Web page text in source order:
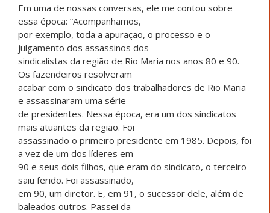
Em uma de nossas conversas, ele me contou sobre
essa época: ”Acompanhamos,
por exemplo, toda a apuração, o processo e o
julgamento dos assassinos dos
sindicalistas da região de Rio Maria nos anos 80 e 90.
Os fazendeiros resolveram
acabar com o sindicato dos trabalhadores de Rio Maria
e assassinaram uma série
de presidentes. Nessa época, era um dos sindicatos
mais atuantes da região. Foi
assassinado o primeiro presidente em 1985. Depois, foi
a vez de um dos líderes em
90 e seus dois filhos, que eram do sindicato, o terceiro
saiu ferido. Foi assassinado,
em 90, um diretor. E, em 91, o sucessor dele, além de
baleados outros. Passei da